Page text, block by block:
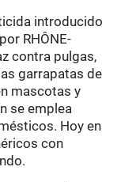
introducido
RHÔNE-
contra pulgas,
garrapatas de
mascotas y
se emplea
Hoy en
con